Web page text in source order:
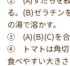
る。(B)ゼラチン
の湯で溶かす。
③ (A)(B)(C)を合
④ トマトは角切
食べやすい大き